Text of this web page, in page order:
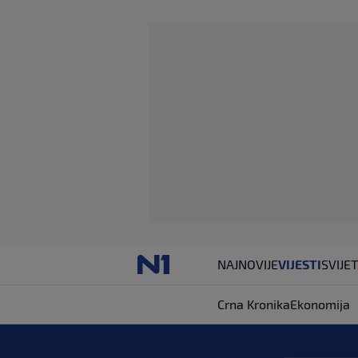
NAJNOVIJEVIJESTISVIJET
Crna KronikaEkonomija